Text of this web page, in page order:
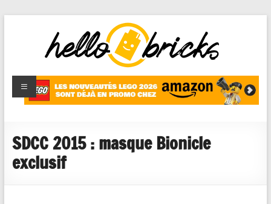
HelloBricks
Blog LEGO,
nouveaut�s
reviews
SDCC 2015 : masque Bionicle
exclusif